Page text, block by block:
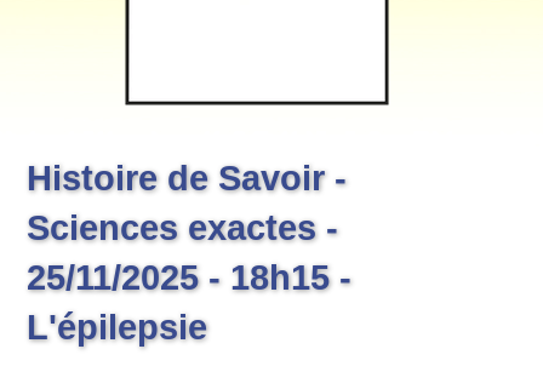
Histoire de Savoir -
Sciences exactes -
25/11/2025 - 18h15 -
L'épilepsie